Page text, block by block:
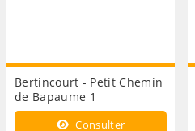
Bertincourt - Petit Chemin
de Bapaume 1
Consulter